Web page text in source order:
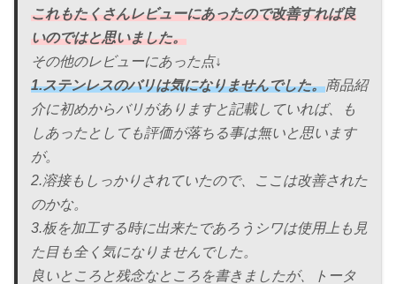
これもたくさんレビューにあったので改善すれば良
いのではと思いました。
その他のレビューにあった点↓
1.ステンレスのバリは気になりませんでした。商品紹
介に初めからバリがありますと記載していれば、も
しあったとしても評価が落ちる事は無いと思います
が。
2.溶接もしっかりされていたので、ここは改善された
のかな。
3.板を加工する時に出来たであろうシワは使用上も見
た目も全く気になりませんでした。
良いところと残念なところを書きましたが、トータ